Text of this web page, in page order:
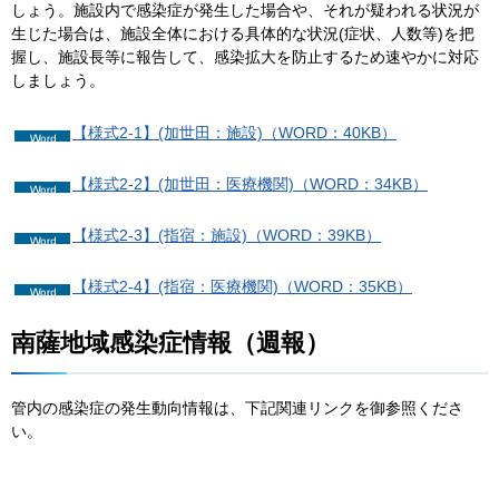
しょう。施設内で感染症が発生した場合や、それが疑われる状況が
生じた場合は、施設全体における具体的な状況(症状、人数等)を把
握し、施設長等に報告して、感染拡大を防止するため速やかに対応
しましょう。
【様式2-1】(加世田：施設)（WORD：40KB）
【様式2-2】(加世田：医療機関)（WORD：34KB）
【様式2-3】(指宿：施設)（WORD：39KB）
【様式2-4】(指宿：医療機関)（WORD：35KB）
南薩地域感染症情報（週報）
管内の感染症の発生動向情報は、下記関連リンクを御参照くださ
い。